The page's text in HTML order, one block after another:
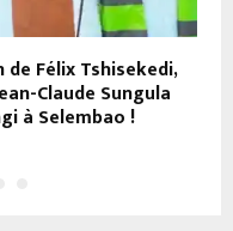
Félix Tshisekedi,
Claude Sungula
à Selembao !